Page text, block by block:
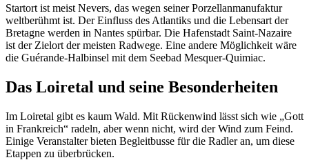
Startort ist meist Nevers, das wegen seiner Porzellanmanufaktur
weltberühmt ist. Der Einfluss des Atlantiks und die Lebensart der
Bretagne werden in Nantes spürbar. Die Hafenstadt Saint-Nazaire
ist der Zielort der meisten Radwege. Eine andere Möglichkeit wäre
die Guérande-Halbinsel mit dem Seebad Mesquer-Quimiac.
Das Loiretal und seine Besonderheiten
Im Loiretal gibt es kaum Wald. Mit Rückenwind lässt sich wie „Gott
in Frankreich“ radeln, aber wenn nicht, wird der Wind zum Feind.
Einige Veranstalter bieten Begleitbusse für die Radler an, um diese
Etappen zu überbrücken.